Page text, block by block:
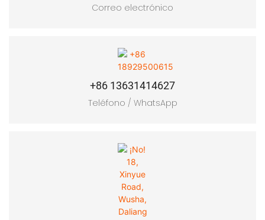
Correo electrónico
+86 13631414627
Teléfono / WhatsApp